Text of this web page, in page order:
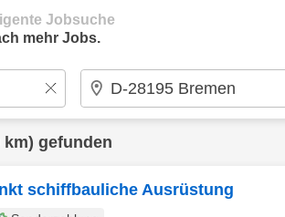
Jobsuche
mehr Jobs.
km) gefunden
schiffbauliche Ausrüstung